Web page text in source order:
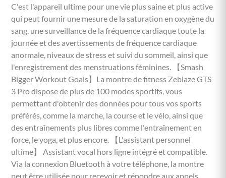
C'est l'appareil ultime pour une vie plus saine et plus active
qui peut fournir une mesure de la saturation en oxygène du
sang, une surveillance de la fréquence cardiaque toute la
journée et des avertissements de fréquence cardiaque
anormale, niveaux de stress et suivi du sommeil, ainsi que
l'enregistrement des menstruations féminines. 【Smash
Bigger Workout Goals】La montre de fitness Zeblaze GTS
3 Pro dispose de plus de 100 modes sportifs, vous
permettant d'obtenir des données pour tous vos sports
préférés, comme la marche, la course et le vélo, ainsi que
des entraînements plus libres comme l'entraînement en
force, le yoga, et plus encore. 【L'assistant personnel
ultime】 Assistant vocal hors ligne intégré et compatible.
Via la connexion Bluetooth à votre téléphone, la montre
peut être utilisée pour recevoir et répondre aux appels